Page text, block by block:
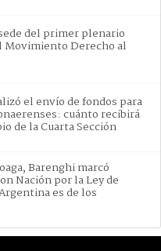
del primer plenario
Movimiento Derecho al
el envío de fondos para
cuánto recibirá
de la Cuarta Sección
Barenghi marcó
Nación por la Ley de
es de los